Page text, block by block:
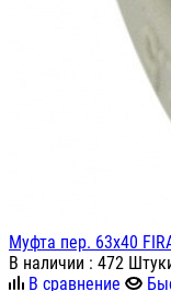
Муфта пер. 63х40
В наличии : 472
В сравнение